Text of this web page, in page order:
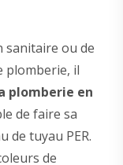
sanitaire ou de
plomberie, il
plomberie en
de faire sa
de tuyau PER.
de